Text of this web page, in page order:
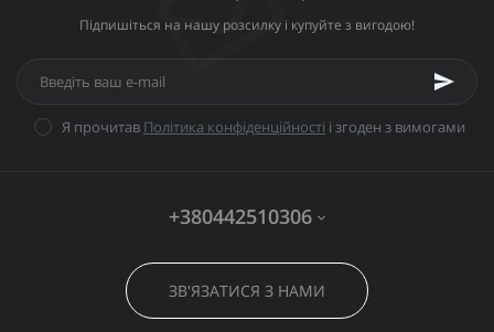
Підпишіться на нашу розсилку і купуйте з вигодою!
Я прочитав Політика конфіденційності і згоден з вимогами
+380442510306
ЗВ'ЯЗАТИСЯ З НАМИ